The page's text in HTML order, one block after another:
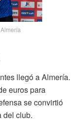
llegó a Almería.
euros para
se convirtió
del club.